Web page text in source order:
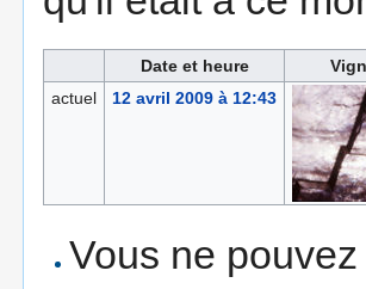
Date et heure
actuel
12 avril 2009 à 12:43
Vous ne